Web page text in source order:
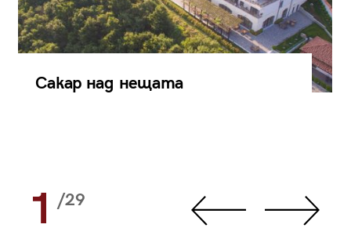
Сакар над нещата
1 /29